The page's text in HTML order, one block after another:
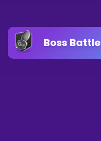
Boss Battle